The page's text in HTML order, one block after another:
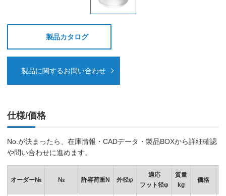
製品カタログ
製品に関するお問い合わせ
仕様/価格
No.が決まったら、在庫情報・CADデータ・製品BOXから詳細確認
や問い合わせに進めます。
オーダー№ № 許容荷重N 外径φ
適応
フット径φ
質量
kg
価格